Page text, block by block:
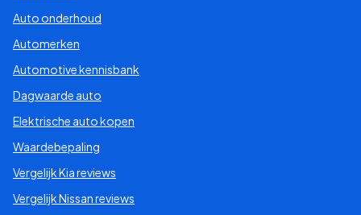
Auto onderhoud
Automerken
Automotive kennisbank
Dagwaarde auto
Elektrische auto kopen
Waardebepaling
Vergelijk Kia reviews
Vergelijk Nissan reviews